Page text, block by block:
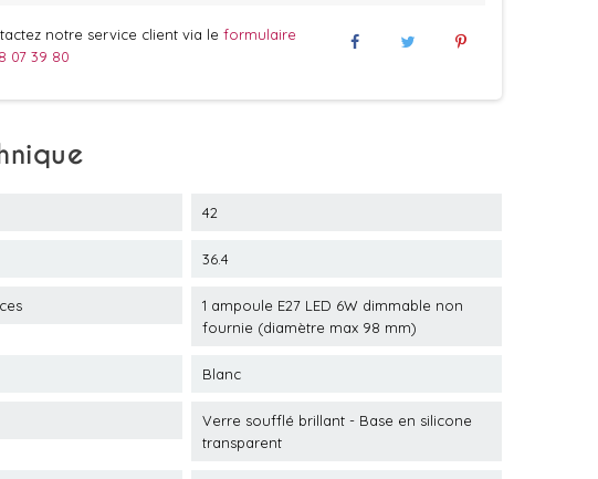
notre service client via le formulaire
07 39 80
42
36.4
1 ampoule E27 LED 6W dimmable non
fournie (diamètre max 98 mm)
Blanc
Verre soufflé brillant - Base en silicone
transparent